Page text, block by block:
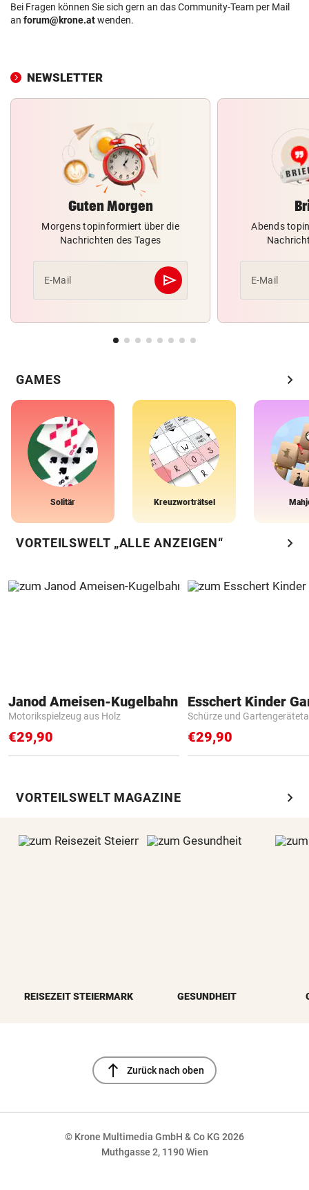
Bei Fragen können Sie sich gern an das Community-Team per Mail
an forum@krone.atwenden.
NEWSLETTER
Guten Morgen
Morgens topinformiert über die
Nachrichten des Tages
E-Mail send
Abschicken
Abends
E-Mail
GAMES chevron_right
Solitär Kreuzworträtsel
VORTEILSWELT „ALLE ANZEIGEN“ chevron_right
Janod Ameisen-Kugelbahn
Motorikspielzeug aus Holz
€29,90
Schürze und
€29,90
VORTEILSWELT MAGAZINE chevron_right
REISEZEIT STEIERMARK GESUNDHEIT
north Zurück nach oben
© Krone Multimedia GmbH & Co KG 2026
Muthgasse 2, 1190 Wien